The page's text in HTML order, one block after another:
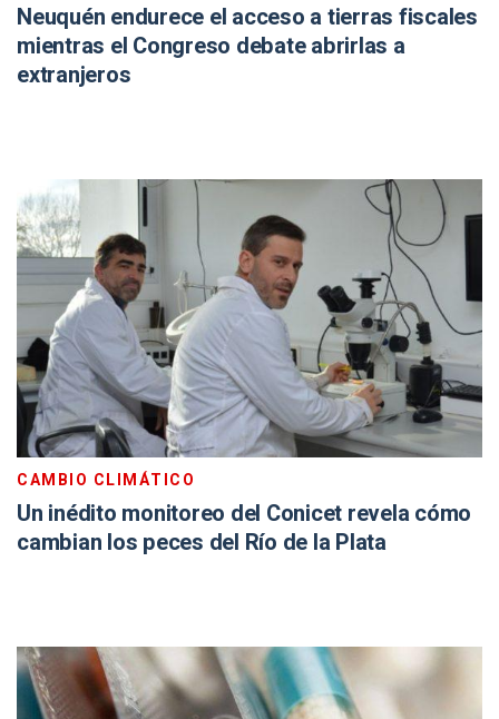
Neuquén endurece el acceso a tierras fiscales
mientras el Congreso debate abrirlas a
extranjeros
CAMBIO CLIMÁTICO
Un inédito monitoreo del Conicet revela cómo
cambian los peces del Río de la Plata